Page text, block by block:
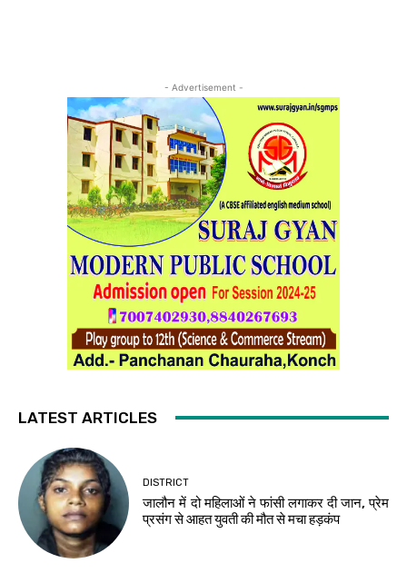
- Advertisement -
LATEST ARTICLES
DISTRICT
जालौन में दो महिलाओं ने फांसी लगाकर दी जान, प्रेम
प्रसंग से आहत युवती की मौत से मचा हड़कंप